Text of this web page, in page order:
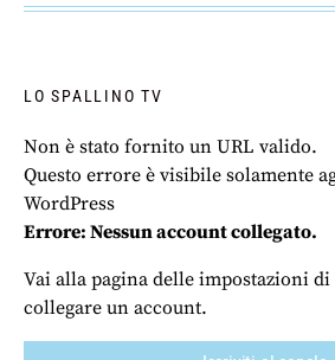
LO SPALLINO TV
Non è stato fornito un URL valido.
Questo errore è visibile solamente
WordPress
Errore: Nessun account collegato.
Vai alla pagina delle impostazioni di
collegare un account.